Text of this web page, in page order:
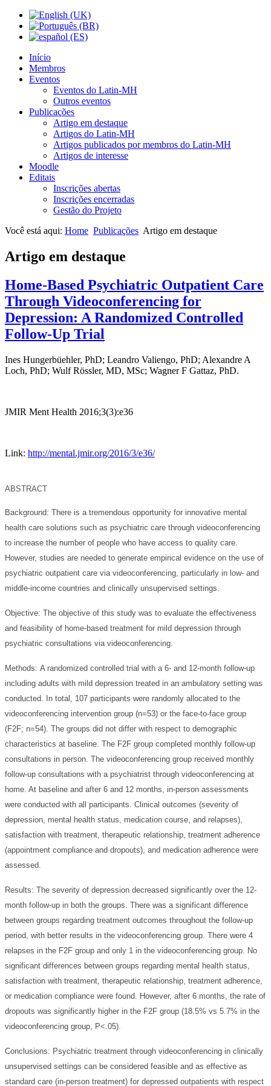
Início
Membros
Eventos
Eventos do Latin-MH
Outros eventos
Publicações
Artigo em destaque
Artigos do Latin-MH
Artigos publicados por membros do Latin-MH
Artigos de interesse
Moodle
Editais
Inscrições abertas
Inscrições encerradas
Gestão do Projeto
Você está aqui: Home Publicações Artigo em destaque
Artigo em destaque
Home-Based Psychiatric Outpatient Care
Through Videoconferencing for
Depression: A Randomized Controlled
Follow-Up Trial
Ines Hungerbüehler, PhD; Leandro Valiengo, PhD; Alexandre A
Loch, PhD; Wulf Rössler, MD, MSc; Wagner F Gattaz, PhD.
JMIR Ment Health 2016;3(3):e36
Link: http://mental.jmir.org/2016/3/e36/
ABSTRACT
Background: There is a tremendous opportunity for innovative mental
health care solutions such as psychiatric care through videoconferencing
to increase the number of people who have access to quality care.
However, studies are needed to generate empirical evidence on the use of
psychiatric outpatient care via videoconferencing, particularly in low- and
middle-income countries and clinically unsupervised settings.
Objective: The objective of this study was to evaluate the effectiveness
and feasibility of home-based treatment for mild depression through
psychiatric consultations via videoconferencing.
Methods: A randomized controlled trial with a 6- and 12-month follow-up
including adults with mild depression treated in an ambulatory setting was
conducted. In total, 107 participants were randomly allocated to the
videoconferencing intervention group (n=53) or the face-to-face group
(F2F; n=54). The groups did not differ with respect to demographic
characteristics at baseline. The F2F group completed monthly follow-up
consultations in person. The videoconferencing group received monthly
follow-up consultations with a psychiatrist through videoconferencing at
home. At baseline and after 6 and 12 months, in-person assessments
were conducted with all participants. Clinical outcomes (severity of
depression, mental health status, medication course, and relapses),
satisfaction with treatment, therapeutic relationship, treatment adherence
(appointment compliance and dropouts), and medication adherence were
assessed.
Results: The severity of depression decreased significantly over the 12-
month follow-up in both the groups. There was a significant difference
between groups regarding treatment outcomes throughout the follow-up
period, with better results in the videoconferencing group. There were 4
relapses in the F2F group and only 1 in the videoconferencing group. No
significant differences between groups regarding mental health status,
satisfaction with treatment, therapeutic relationship, treatment adherence,
or medication compliance were found. However, after 6 months, the rate of
dropouts was significantly higher in the F2F group (18.5% vs 5.7% in the
videoconferencing group, P<.05).
Conclusions: Psychiatric treatment through videoconferencing in clinically
unsupervised settings can be considered feasible and as effective as
standard care (in-person treatment) for depressed outpatients with respect